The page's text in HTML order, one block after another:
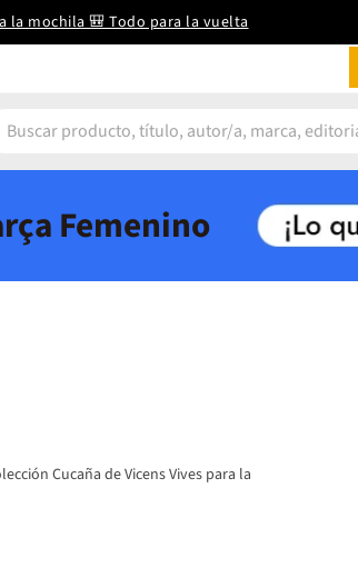
la mochila 🎒 Todo para la vuelta
Femenino
Cucaña de Vicens Vives para la